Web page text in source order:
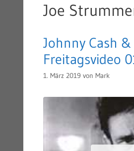
Joe
Johnny Cash
Freitagsvideo
1. März 2019 von Mark